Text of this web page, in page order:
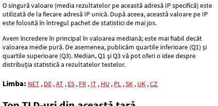
O singură valoare (media rezultatelor pe această adresă IP specifică) este
utilizată de la fiecare adresă IP unică. După aceea, această valoare pe IP
este folosită în întregul pachet de statistici de mai jos.
Avem încredere în principal în valoarea mediană; este mai fiabil decât
valoarea medie pură. De asemenea, publicăm quartile inferioare (Q1) și
quartile superioare (Q3). Median, Q1 și Q3 vă pot oferi o idee despre
distribuția statistică a rezultatelor testelor.
Limba: NET , DE ,AT , ES , FR , IT , HU , PL ,SK , UK ,CZ